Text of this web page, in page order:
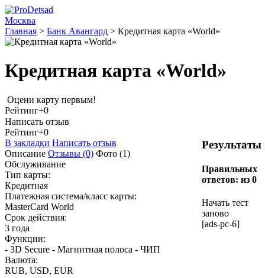
Москва
Главная > Банк Авангард > Кредитная карта «World»
Кредитная карта «World»
Оцени карту первым!
Рейтинг+0
Написать отзыв
Результаты
Правильных
ответов: из 0
Начать тест
заново
[ads-pc-6]
Рейтинг+0
В закладки Написать отзыв
Описание Отзывы (0) Фото (1)
Обслуживание
Тип карты:
Кредитная
Платежная система/класс карты:
MasterCard World
Срок действия:
3 года
Функции:
- 3D Secure - Магнитная полоса - ЧИП
Валюта:
RUB, USD, EUR